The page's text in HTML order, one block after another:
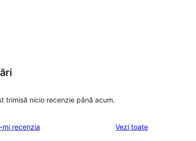
trimisă nicio recenzie până acum.
recenzia Vezi toaterecenziile